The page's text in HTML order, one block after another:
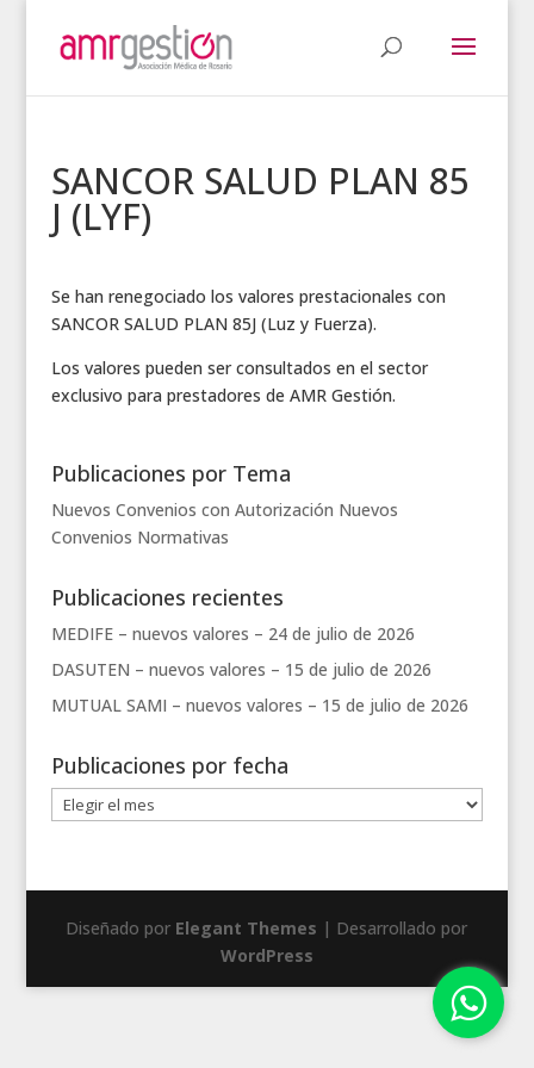
SANCOR SALUD PLAN 85
J (LYF)
Se han renegociado los valores prestacionales con
SANCOR SALUD PLAN 85J (Luz y Fuerza).
Los valores pueden ser consultados en el sector
exclusivo para prestadores de AMR Gestión.
Publicaciones por Tema
Nuevos Convenios con Autorización Nuevos
Convenios Normativas
Publicaciones recientes
MEDIFE – nuevos valores – 24 de julio de 2026
DASUTEN – nuevos valores – 15 de julio de 2026
MUTUAL SAMI – nuevos valores – 15 de julio de 2026
Publicaciones por fecha
Publicaciones
por
Diseñado por Elegant Themes | Desarrollado por
WordPress